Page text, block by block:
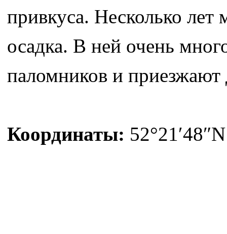
привкуса. Несколько лет
осадка. В ней очень
паломников и
Координаты: